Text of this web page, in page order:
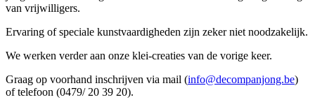
van vrijwilligers.
Ervaring of speciale kunstvaardigheden zijn zeker niet noodzakelijk.
We werken verder aan onze klei-creaties van de vorige keer.
Graag op voorhand inschrijven via mail (info@decompanjong.be)
of telefoon (0479/ 20 39 20).